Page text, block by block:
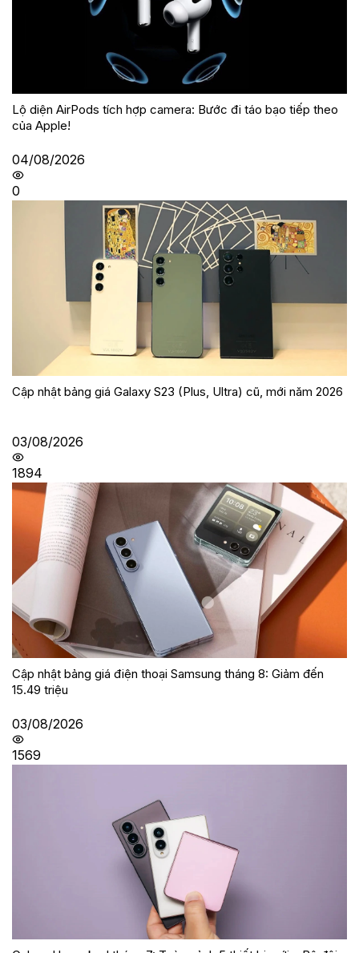
Lộ diện AirPods tích hợp camera: Bước đi táo bạo tiếp theo
của Apple!
04/08/2026
0
Cập nhật bảng giá Galaxy S23 (Plus, Ultra) cũ, mới năm 2026
03/08/2026
1894
Cập nhật bảng giá điện thoại Samsung tháng 8: Giảm đến
15.49 triệu
03/08/2026
1569